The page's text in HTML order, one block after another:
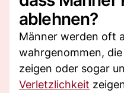
ablehnen?
Männer werden oft
wahrgenommen,
zeigen oder sogar
Verletzlichkeit